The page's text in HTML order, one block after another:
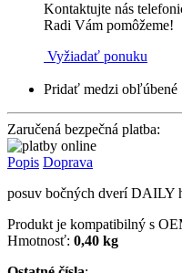
Kontaktujte nás
Radi Vám pomôžeme!
Vyžiadať ponuku
Pridať medzi obľúbené
Zaručená bezpečná platba:
Popis Doprava
posuv bočných dverí DAILY
Produkt je kompatibilný s
Hmotnosť: 0,40 kg